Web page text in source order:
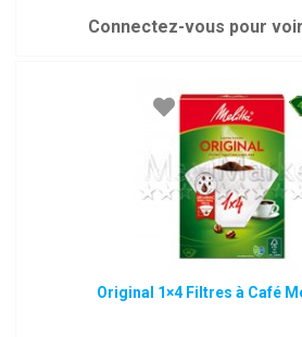
Connectez-vous pour
Original 1×4 Filtres à Café